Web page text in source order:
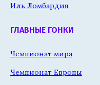
Иль Ломбардия
ГЛАВНЫЕ ГОНКИ
Чемпионат мира
Чемпионат Европы